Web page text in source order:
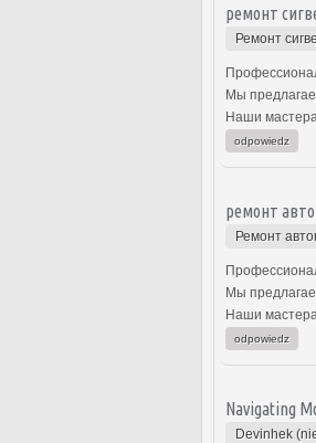
ремонт
Ремонт
Мы
Наши
odpowiedz
ремонт
Ремонт
Мы
Наши
odpowiedz
Navigating
Devinhek